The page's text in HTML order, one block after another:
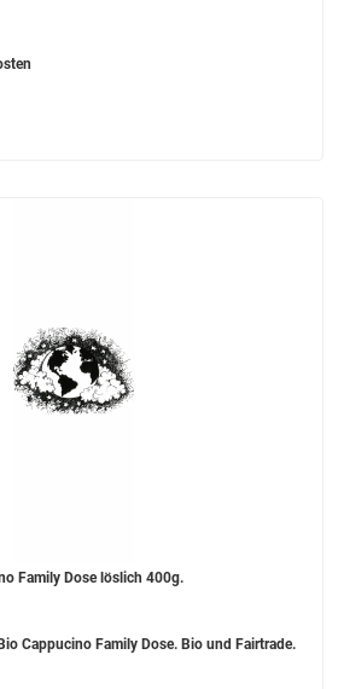
Family Dose löslich 400g.
Cappucino Family Dose. Bio und Fairtrade.